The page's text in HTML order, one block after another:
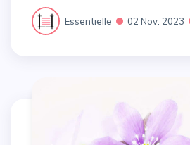
Essentielle 02 Nov. 2023